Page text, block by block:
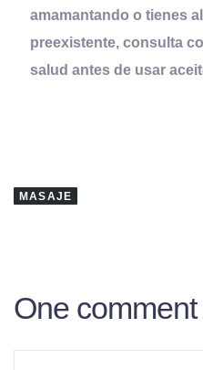
amamantando o tienes
preexistente, consulta
salud antes de usar
MASAJE
One comment